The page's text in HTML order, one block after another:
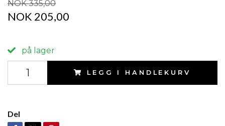
NOK 335,00
NOK 205,00
på lager
LEGG I HANDLEKURV
Del